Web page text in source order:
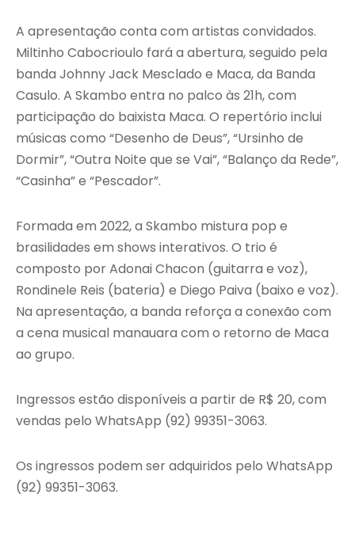
A apresentação conta com artistas convidados.
Miltinho Cabocrioulo fará a abertura, seguido pela
banda Johnny Jack Mesclado e Maca, da Banda
Casulo. A Skambo entra no palco às 21h, com
participação do baixista Maca. O repertório inclui
músicas como “Desenho de Deus”, “Ursinho de
Dormir”, “Outra Noite que se Vai”, “Balanço da Rede”,
“Casinha” e “Pescador”.
Formada em 2022, a Skambo mistura pop e
brasilidades em shows interativos. O trio é
composto por Adonai Chacon (guitarra e voz),
Rondinele Reis (bateria) e Diego Paiva (baixo e voz).
Na apresentação, a banda reforça a conexão com
a cena musical manauara com o retorno de Maca
ao grupo.
Ingressos estão disponíveis a partir de R$ 20, com
vendas pelo WhatsApp (92) 99351-3063.
Os ingressos podem ser adquiridos pelo WhatsApp
(92) 99351-3063.